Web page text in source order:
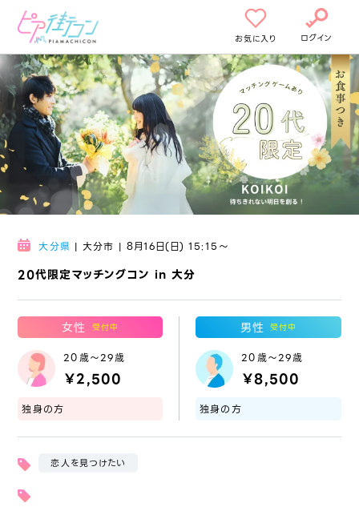
お気に入り ログイン
20代限定マッチングコン in 大分
大分県 | 大分市 | 8月16日(日) 15:15〜
女性 受付中
20歳～29歳
￥2,500
独身の方
男性 受付中
20歳～29歳
￥8,500
独身の方
恋人を見つけたい